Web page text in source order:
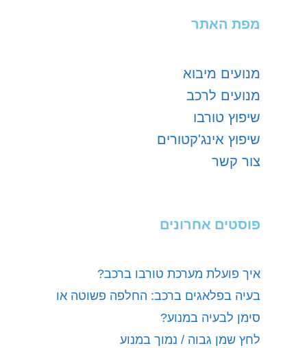
מפת האתר
מנועים מיבוא
מנועים לרכב
שיפוץ טורבו
שיפוץ אינג'קטורים
צור קשר
פוסטים אחרונים
איך פועלת מערכת טורבו ברכב?
בעיה בפלאגים ברכב: החלפה פשוטה או
סימן לבעיה במנוע?
לחץ שמן גבוה / נמוך במנוע